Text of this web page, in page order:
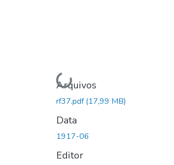
Carregando...
Arquivos
rf37.pdf(17,99 MB)
Data
1917-06
Editor